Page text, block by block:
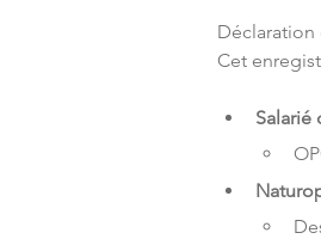
Déclaration
Cet